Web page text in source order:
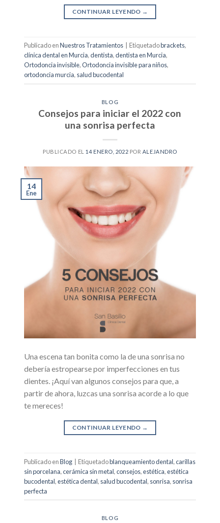
CONTINUAR LEYENDO →
Publicado enNuestros Tratamientos Etiquetadobrackets,
clínica dental en Murcia,dentista,dentista en Murcia,
Ortodoncia invisible,Ortodoncia invisible para niños,
ortodoncia murcia, salud bucodental
BLOG
Consejos para iniciar el 2022 con
una sonrisa perfecta
PUBLICADO EL 14 ENERO, 2022 POR ALEJANDRO
14
Ene
Una escena tan bonita como la de una sonrisa no
debería estropearse por imperfecciones en tus
dientes. ¡Aquí van algunos consejos para que, a
partir de ahora, luzcas una sonrisa acorde a lo que
te mereces!
CONTINUAR LEYENDO →
Publicado enBlog Etiquetadoblanqueamiento dental,carillas
sin porcelana,cerámica sin metal,consejos,estética,estética
bucodental,estética dental, salud bucodental, sonrisa, sonrisa
perfecta
BLOG